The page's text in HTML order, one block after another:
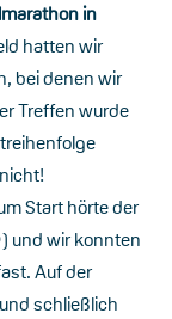
in
hatten wir
bei denen wir
Treffen wurde
Start hörte der
und wir konnten
Auf der
schließlich